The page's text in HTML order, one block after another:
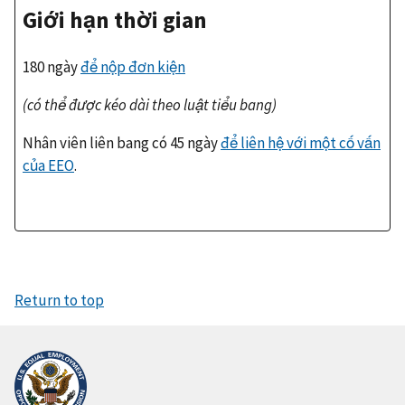
Giới hạn thời gian
180 ngàyđể nộp đơn kiện
(có thể được kéo dài theo luật tiểu bang)
Nhân viên liên bang có 45 ngàyđể liên hệ với một cố vấn
củaEEO.
Return to top